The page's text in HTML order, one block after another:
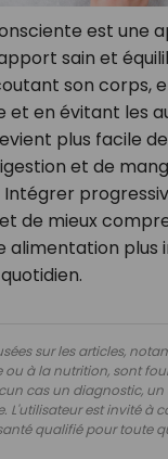
est une
sain et
son corps,
et en évitant les
plus facile
et de
de mieux
alimentation plus
sur les articles,
ou à la nutrition, sont
cas un diagnostic,
L'utilisateur est invité à
qualifié pour toute